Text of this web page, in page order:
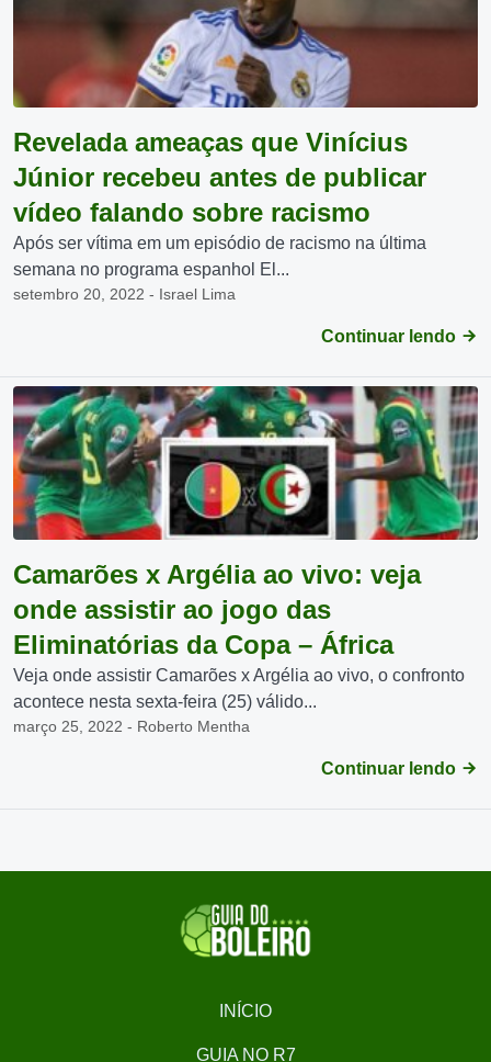
Revelada ameaças que Vinícius
Júnior recebeu antes de publicar
vídeo falando sobre racismo
Após ser vítima em um episódio de racismo na última
semana no programa espanhol El...
setembro 20, 2022 - Israel Lima
Continuar lendo
Camarões x Argélia ao vivo: veja
onde assistir ao jogo das
Eliminatórias da Copa – África
Veja onde assistir Camarões x Argélia ao vivo, o confronto
acontece nesta sexta-feira (25) válido...
março 25, 2022 - Roberto Mentha
Continuar lendo
INÍCIO
GUIA NO R7